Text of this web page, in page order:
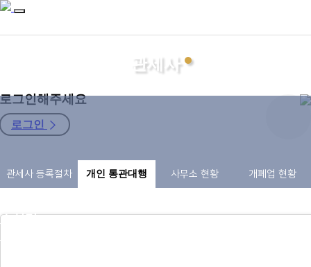
로그인해주세요
로그인
지회소개
관세사
소식터
관세사
관세사 등록절차 개인 통관대행 사무소 현황 개폐업 현황